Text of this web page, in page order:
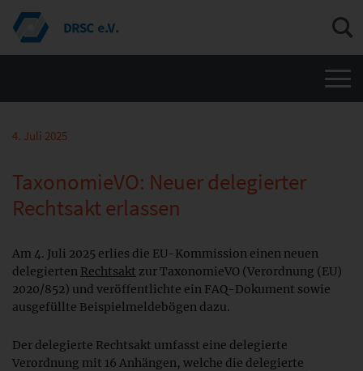
4. Juli 2025
TaxonomieVO: Neuer delegierter
Rechtsakt erlassen
Am 4. Juli 2025 erlies die EU-Kommission einen neuen
delegierten Rechtsakt zur TaxonomieVO (Verordnung (EU)
2020/852) und veröffentlichte ein FAQ-Dokument sowie
ausgefüllte Beispielmeldebögen dazu.
Der delegierte Rechtsakt umfasst eine delegierte
Verordnung mit 16 Anhängen, welche die delegierte